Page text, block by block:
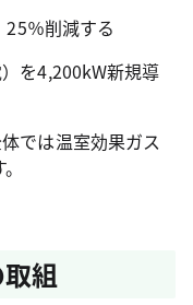
％削減する
を4,200kW新規導
では温室効果ガス
組